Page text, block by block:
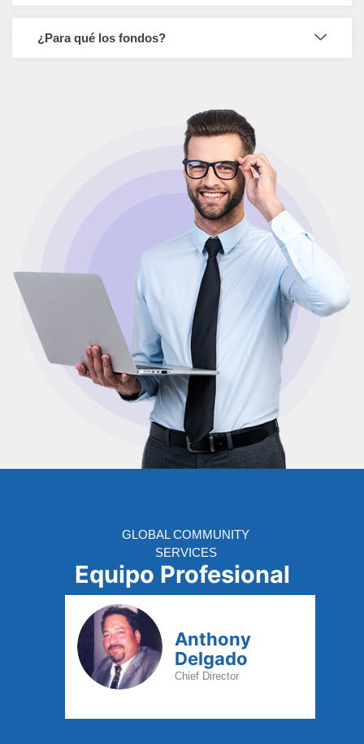
¿Para qué los fondos?
GLOBAL COMMUNITY
SERVICES
Equipo Profesional
Anthony
Delgado
Chief Director